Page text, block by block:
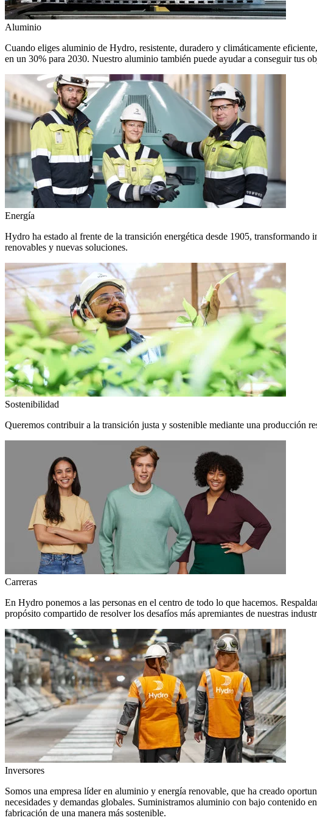
Aluminio
Cuando eliges aluminio de Hydro, resistente, duradero y climáticamente
en un 30% para 2030. Nuestro aluminio también puede ayudar a conseguir tus
Energía
Hydro ha estado al frente de la transición energética desde 1905,
renovables y nuevas soluciones.
Sostenibilidad
Queremos contribuir a la transición justa y sostenible mediante una producción
Carreras
En Hydro ponemos a las personas en el centro de todo lo que hacemos.
propósito compartido de resolver los desafíos más apremiantes de nuestras
Inversores
Somos una empresa líder en aluminio y energía renovable, que ha creado
necesidades y demandas globales. Suministramos aluminio con bajo contenido
fabricación de una manera más sostenible.